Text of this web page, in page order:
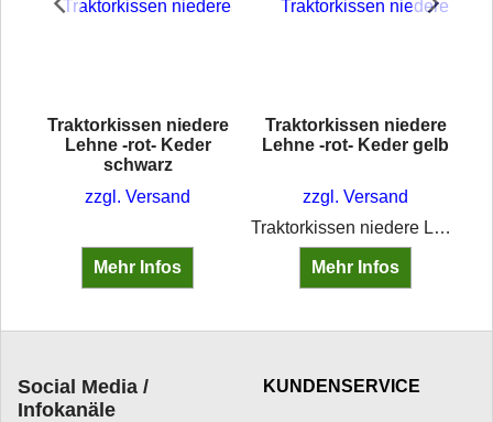
Traktorkissen niedere
Lehne -rot- Keder
schwarz
zzgl. Versand
Mehr Infos
Traktorkissen niedere
Lehne -rot- Keder gelb
zzgl. Versand
Traktorkissen niedere Lehne -rot- (C2) Keder gelb
Mehr Infos
Social Media /
Infokanäle
KUNDENSERVICE